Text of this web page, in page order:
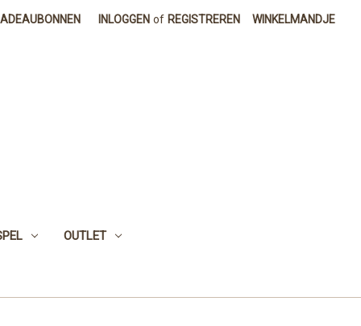
INLOGGEN of REGISTREREN WINKELMANDJE
OUTLET